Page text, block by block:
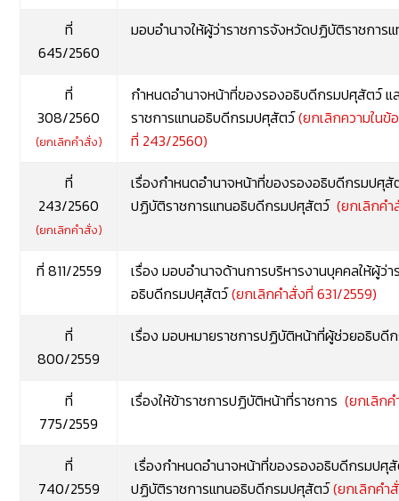
ที่
645/2560
มอบอำนาจให้ผู้ว่าราชการจังหวัดปฏิบัติราชกา
ที่
308/2560
(ยกเลิกคำสั่ง)
กำหนดอำนาจหน้าที่ของรองอธิบดีกรมปศุสัตว์ แ
ราชการแทนอธิบดีกรมปศุสัตว์(ยกเลิกความใน
ที่ 243/2560)
ที่
243/2560
(ยกเลิกคำสั่ง)
เรื่องกำหนดอำนาจหน้าที่ของรองอธิบดีกรมปศุสั
ปฏิบัติราชการแทนอธิบดีกรมปศุสัตว์(ยกเลิกค
ที่ 811/2559
เรื่อง มอบอำนาจด้านการบริหารงานบุคคลให้ผู้ว่
อธิบดีกรมปศุสัตว์(ยกเลิกคำสั่งที่ 631/2559)
ที่
800/2559
เรื่อง มอบหมายราชการปฏิบัติหน้าที่ผู้ช่วยอธิบ
ที่
775/2559
เรื่องให้ข้าราชการปฏิบัติหน้าที่ราชการ(ยกเลิก
ที่
740/2559
เรื่องกำหนดอำนาจหน้าที่ของรองอธิบดีกรมปศุ
ปฏิบัติราชการแทนอธิบดีกรมปศุสัตว์(ยกเลิกคำ